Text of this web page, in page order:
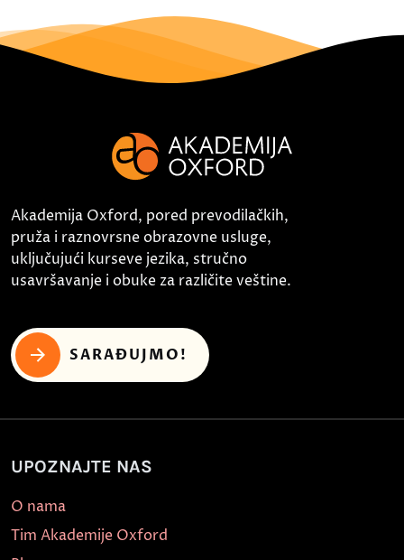
Akademija Oxford, pored prevodilačkih,
pruža i raznovrsne obrazovne usluge,
uključujući kurseve jezika, stručno
usavršavanje i obuke za različite veštine.
SARAĐUJMO!
UPOZNAJTE NAS
O nama
Tim Akademije Oxford